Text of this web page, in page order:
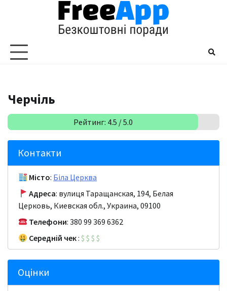
Черчіль
Рейтинг: 4.5 / 5.0
Контакти
Місто: Біла Церква
Адреса: вулиця Таращанская, 194, Белая
Церковь, Киевская обл., Украина, 09100
Телефони: 380 99 369 6362
Середній чек:$ $ $ $
Оцінки